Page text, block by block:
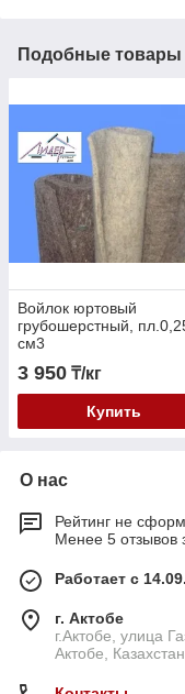
Подобные товары
Войлок юртовый
грубошерстный,
см3
3 950 ₸/кг
Купить
О нас
Рейтинг не
Менее 5 отзывов
Работает с
г. Актобе
г.Актобе, улица
Актобе, Казахстан